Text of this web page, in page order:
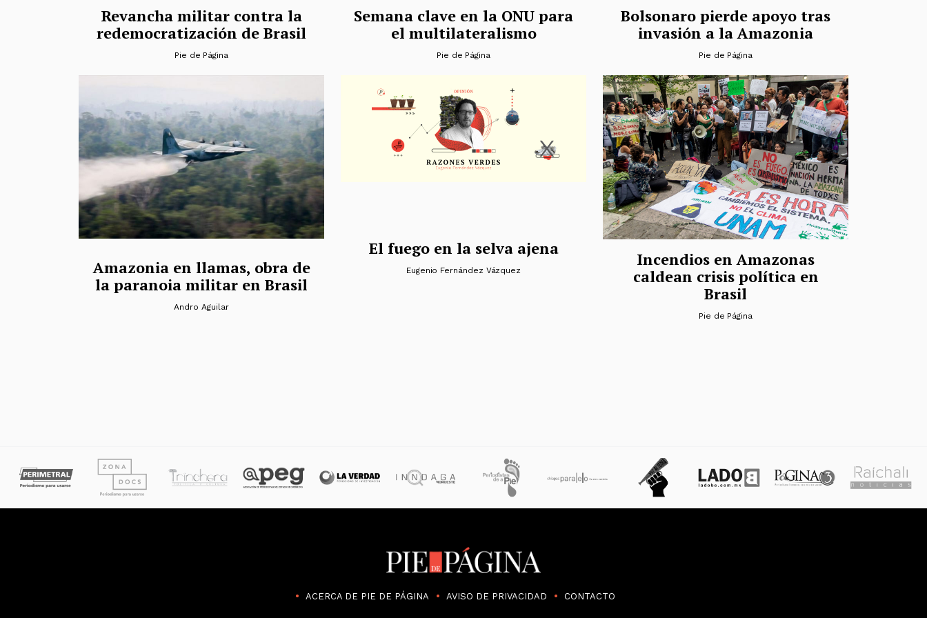
Revancha militar contra la
redemocratización de Brasil
Pie de Página
Semana clave en la ONU para
el multilateralismo
Pie de Página
Bolsonaro pierde apoyo tras
invasión a la Amazonia
Pie de Página
Amazonia en llamas, obra de
la paranoia militar en Brasil
Andro Aguilar
El fuego en la selva ajena
Eugenio Fernández Vázquez
Incendios en Amazonas
caldean crisis política en
Brasil
Pie de Página
ACERCA DE PIE DE PÁGINA AVISO DE PRIVACIDAD CONTACTO